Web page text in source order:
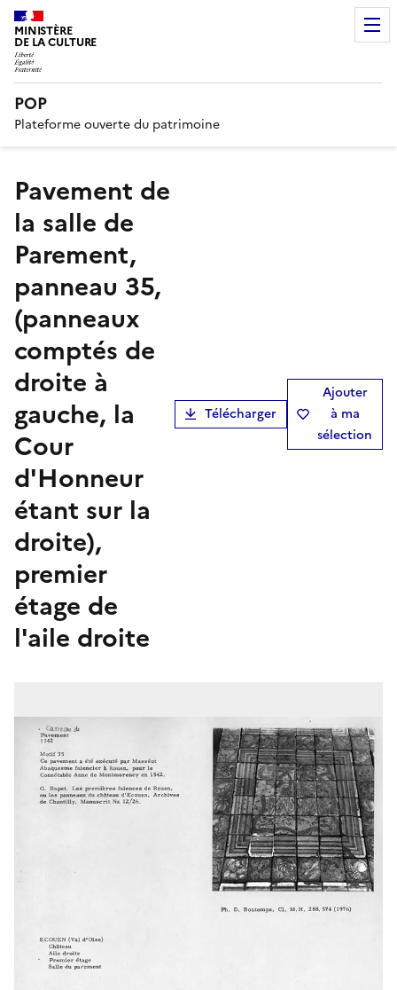
MINISTÈRE
DE LA CULTURE
POP
Plateforme ouverte du patrimoine
Pavement de
la salle de
Parement,
panneau 35,
(panneaux
comptés de
droite à
gauche, la
Cour
d'Honneur
étant sur la
droite),
premier
étage de
l'aile droite
Télécharger
Ajouter
à ma
sélection